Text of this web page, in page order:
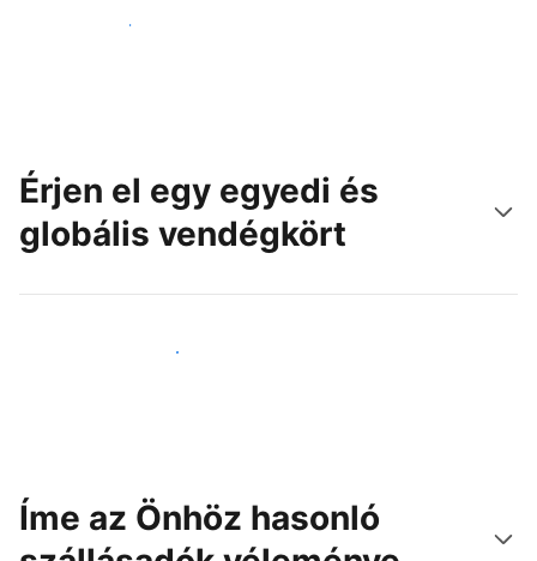
Vágjon bele még ma
Érjen el egy egyedi és
globális vendégkört
Érjen el új vendégeket még ma
Íme az Önhöz hasonló